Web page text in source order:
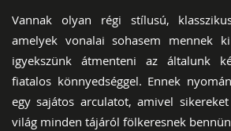
Vannak olyan régi stílusú,
amelyek vonalai sohasem mennek
igyekszünk átmenteni az általunk
fiatalos könnyedséggel. Ennek
egy sajátos arculatot, amivel
világ minden tájáról fölkeresnek